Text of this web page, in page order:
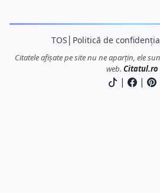
TOS Politică de
Citatele afișate pe site nu ne aparțin, ele
web. Citatul.ro
| |